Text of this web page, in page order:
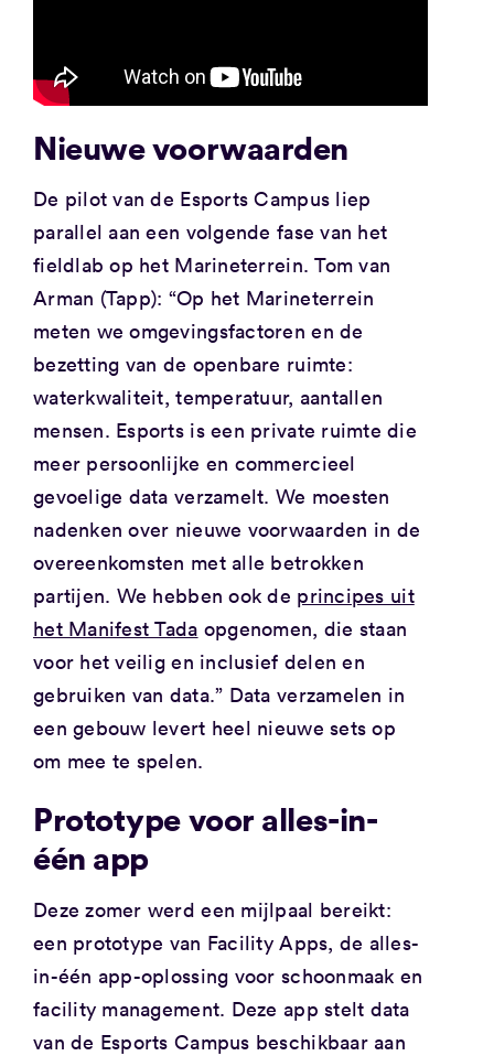
Nieuwe voorwaarden
De pilot van de Esports Campus liep
parallel aan een volgende fase van het
fieldlab op het Marineterrein. Tom van
Arman (Tapp): “Op het Marineterrein
meten we omgevingsfactoren en de
bezetting van de openbare ruimte:
waterkwaliteit, temperatuur, aantallen
mensen. Esports is een private ruimte die
meer persoonlijke en commercieel
gevoelige data verzamelt. We moesten
nadenken over nieuwe voorwaarden in de
overeenkomsten met alle betrokken
partijen. We hebben ook de principes uit
het Manifest Tada opgenomen, die staan
voor het veilig en inclusief delen en
gebruiken van data.” Data verzamelen in
een gebouw levert heel nieuwe sets op
om mee te spelen.
Prototype voor alles-in-
één app
Deze zomer werd een mijlpaal bereikt:
een prototype van Facility Apps, de alles-
in-één app-oplossing voor schoonmaak en
facility management. Deze app stelt data
van de Esports Campus beschikbaar aan